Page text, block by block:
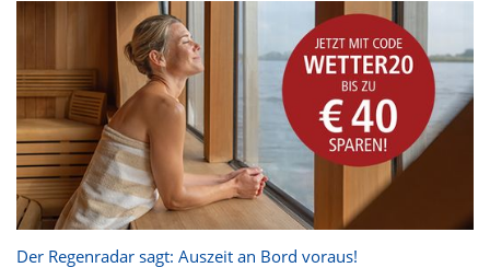
Der Regenradar sagt: Auszeit an Bord voraus!